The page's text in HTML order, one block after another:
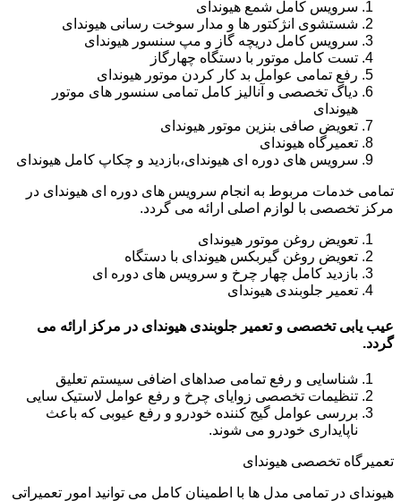
سرویس کامل شمع هیوندای
شستشوی انژکتور ها و مدار سوخت رسانی هیوندای
سرویس کامل دریچه گاز و مپ سنسور هیوندای
تست کامل موتور با دستگاه چهارگاز
رفع تمامی عوامل بد کار کردن موتور هیوندای
دیاگ تخصصی و آنالیز کامل تمامی سنسور های موتور
هیوندای
تعویض صافی بنزین موتور هیوندای
تعمیرگاه هیوندای
سرویس های دوره ای هیوندای،بازدید و چکاپ کامل هیوندای
تمامی خدمات مربوط به انجام سرویس های دوره ای هیوندای در
مرکز تخصصی با لوازم اصلی ارائه می گردد.
تعویض روغن موتور هیوندای
تعویض روغن گیربکس هیوندای با دستگاه
بازدید کامل چهار چرخ و سرویس های دوره ای
تعمیر جلوبندی هیوندای
عیب یابی تخصصی و تعمیر جلوبندی هیوندای در مرکز ارائه می
گردد.
شناسایی و رفع تمامی صداهای اضافی سیستم تعلیق
تنظیمات تخصصی زوایای چرخ و رفع عوامل لاستیک سایی
بررسی عوامل گیج کننده خودرو و رفع عیوبی که باعث
ناپایداری خودرو می شوند.
تعمیرگاه تخصصی هیوندای
هیوندای در تمامی مدل ها با اطمینان کامل می توانید امور تعمیراتی